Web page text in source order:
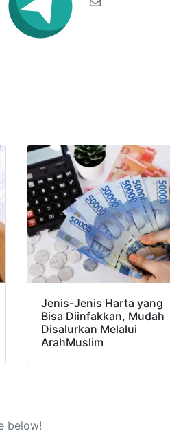
Jenis-Jenis Harta yang
Bisa Diinfakkan, Mudah
Disalurkan Melalui
ArahMuslim
below!